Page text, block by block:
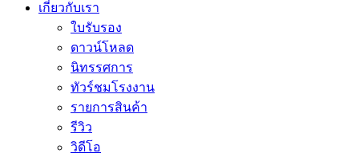
เกี่ยวกับเรา
ใบรับรอง
ดาวน์โหลด
นิทรรศการ
ทัวร์ชมโรงงาน
รายการสินค้า
รีวิว
วิดีโอ